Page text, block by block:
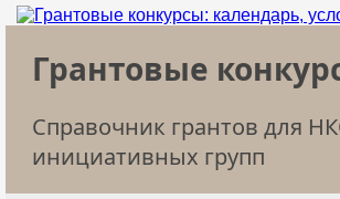
Грантовые
Справочник грантов для
инициативных групп